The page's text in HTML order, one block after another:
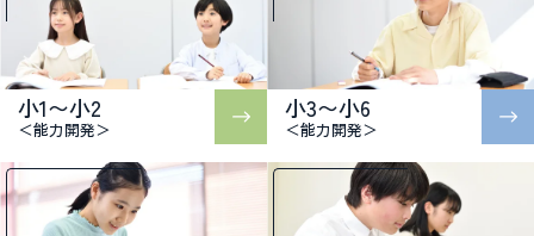
小1〜小2
＜能力開発＞
小3〜小6
＜能力開発＞